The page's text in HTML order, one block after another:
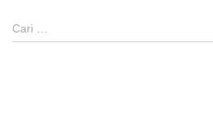
Cari …